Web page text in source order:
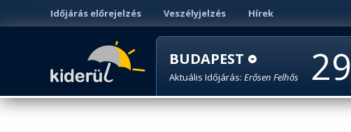
Időjárás előrejelzés Veszélyjelzés Hírek
BUDAPEST
Aktuális Időjárás: Erősen Felhős 29